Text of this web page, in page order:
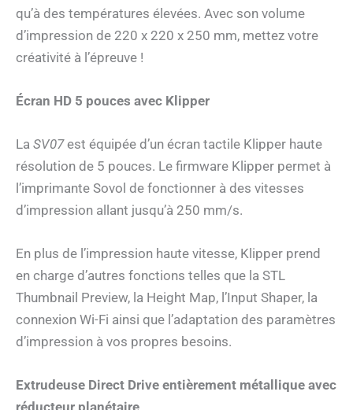
qu’à des températures élevées. Avec son volume
d’impression de 220 x 220 x 250 mm, mettez votre
créativité à l’épreuve !
Écran HD 5 pouces avec Klipper
La SV07est équipée d’un écran tactile Klipper haute
résolution de 5 pouces. Le firmware Klipper permet à
l’imprimante Sovol de fonctionner à des vitesses
d’impression allant jusqu’à 250 mm/s.
En plus de l’impression haute vitesse, Klipper prend
en charge d’autres fonctions telles que la STL
Thumbnail Preview, la Height Map, l’Input Shaper, la
connexion Wi-Fi ainsi que l’adaptation des paramètres
d’impression à vos propres besoins.
Extrudeuse Direct Drive entièrement métallique avec